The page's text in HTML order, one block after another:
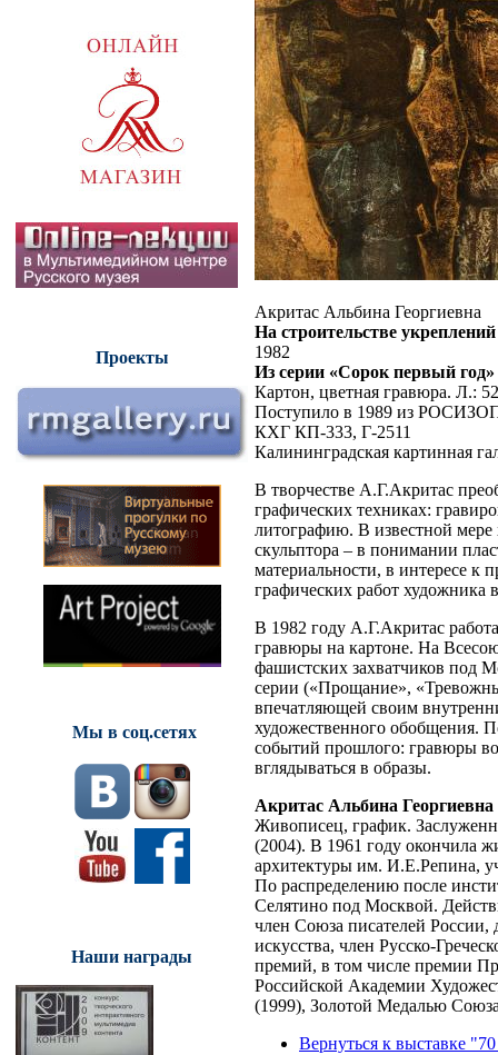
Проекты
Мы в соц.сетях
Наши награды
Акритас Альбина Георгиевна
На строительстве укреплений
1982
Из серии «Сорок первый год»
Картон, цветная гравюра. Л.:
Поступило в 1989 из
КХГ КП-333, Г-2511
Калининградская картинная
В творчестве А.Г.Акритас
графических техниках:
литографию. В известной
скульптора – в понимании
материальности, в интересе к
графических работ художника
В 1982 году А.Г.Акритас
гравюры на картоне. На
фашистских захватчиков под
серии («Прощание»,
впечатляющей своим
художественного обобщения.
событий прошлого: гравюры
вглядываться в образы.
Акритас Альбина Георгиевна
Живописец, график.
(2004). В 1961 году окончила
архитектуры им. И.Е.Репина,
По распределению после
Селятино под Москвой.
член Союза писателей
искусства, член Русско-
премий, в том числе премии
Российской Академии
(1999), Золотой Медалью
Вернуться к выставке